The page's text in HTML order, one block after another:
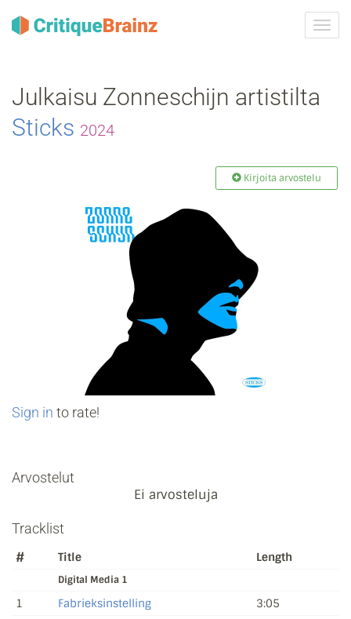
Julkaisu Zonneschijn artistilta
Sticks 2024
Kirjoita arvostelu
Sign in to rate!
Arvostelut
Ei arvosteluja
Tracklist
# Title Length
Digital Media 1
1 Fabrieksinstelling
3:05